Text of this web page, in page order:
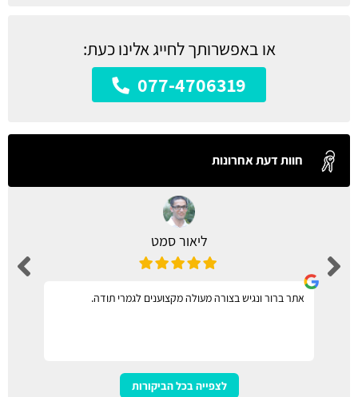
או באפשרותך לחייג אלינו כעת:
077-4706319
חוות דעת אחרונות
ליאור סמט
אתר ברור ונגיש בצורה מעולה מקצוענים לגמרי תודה.
לצפייה בכל הביקורות